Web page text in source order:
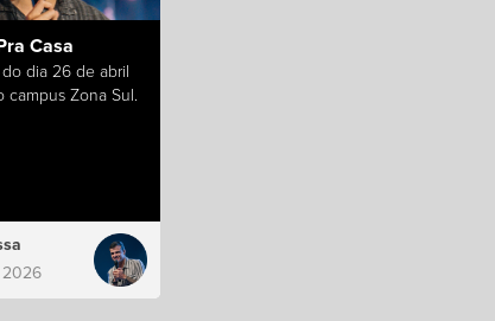
Casa
dia 26 de abril
Zona Sul.